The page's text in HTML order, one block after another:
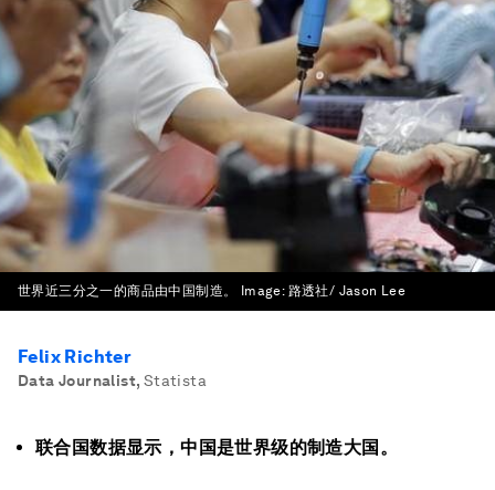
世界近三分之一的商品由中国制造。 Image: 路透社/ Jason Lee
Felix Richter
Data Journalist, Statista
联合国数据显示，中国是世界级的制造大国。